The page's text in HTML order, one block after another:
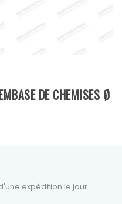
DE CHEMISES Ø
expédition le jour